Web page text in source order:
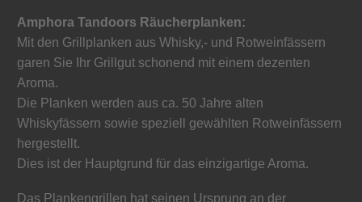
Amphora Tandoors Räucherplanken:
Mit den Grillplanken aus Whisky,- und Rotweinfässern
garen Sie Ihr Grillgut schonend mit einem dezenten
Aroma.
Die Planken werden aus ca. 50 Jahre alten
Whiskyfässern sowie speziell gewählten Rotweinfässern
hergestellt.
Dies ist der Hauptgrund für das einzigartige Aroma.
Das Plankengrillen hat seinen Ursprung an der